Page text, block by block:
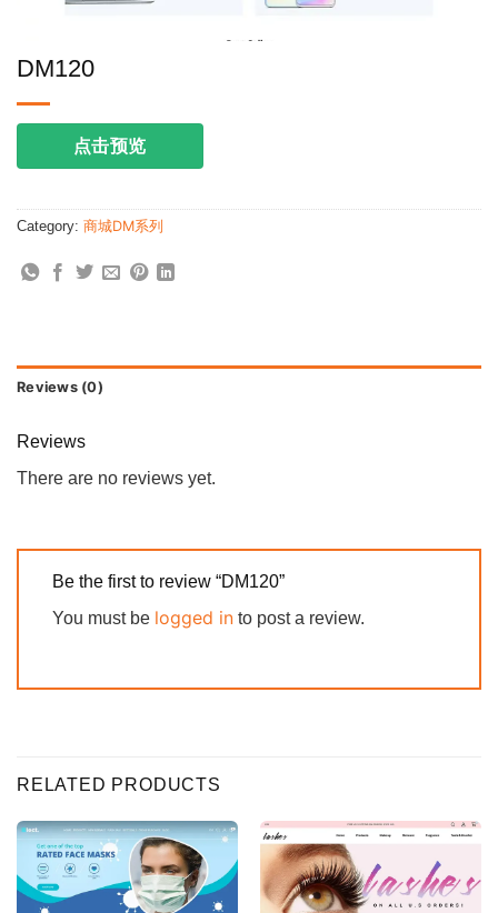
DM120
点击预览
Category: 商城DM系列
Reviews (0)
Reviews
There are no reviews yet.
Be the first to review “DM120”
You must be logged in to post a review.
RELATED PRODUCTS